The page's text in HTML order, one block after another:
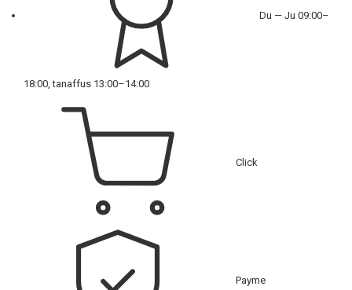
Du — Ju 09:00–
18:00, tanaffus 13:00–14:00
Click
Payme